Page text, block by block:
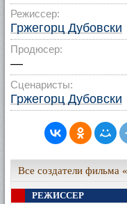
Режиссер:
Гржегорц Дубовски
Продюсер:
—
Сценаристы:
Гржегорц Дубовски
Все создатели фильма
РЕЖИССЕР